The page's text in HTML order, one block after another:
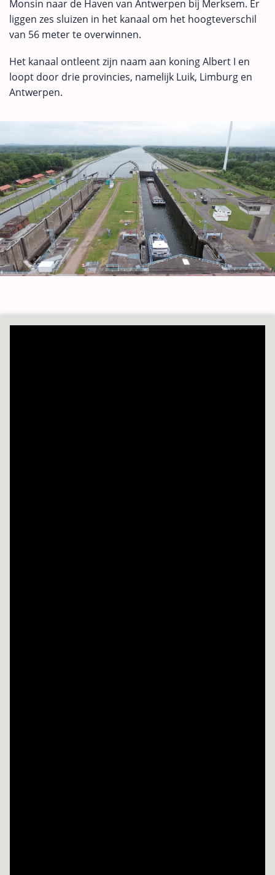
Monsin naar de Haven van Antwerpen bij Merksem. Er
liggen zes sluizen in het kanaal om het hoogteverschil
van 56 meter te overwinnen.
Het kanaal ontleent zijn naam aan koning Albert I en
loopt door drie provincies, namelijk Luik, Limburg en
Antwerpen.